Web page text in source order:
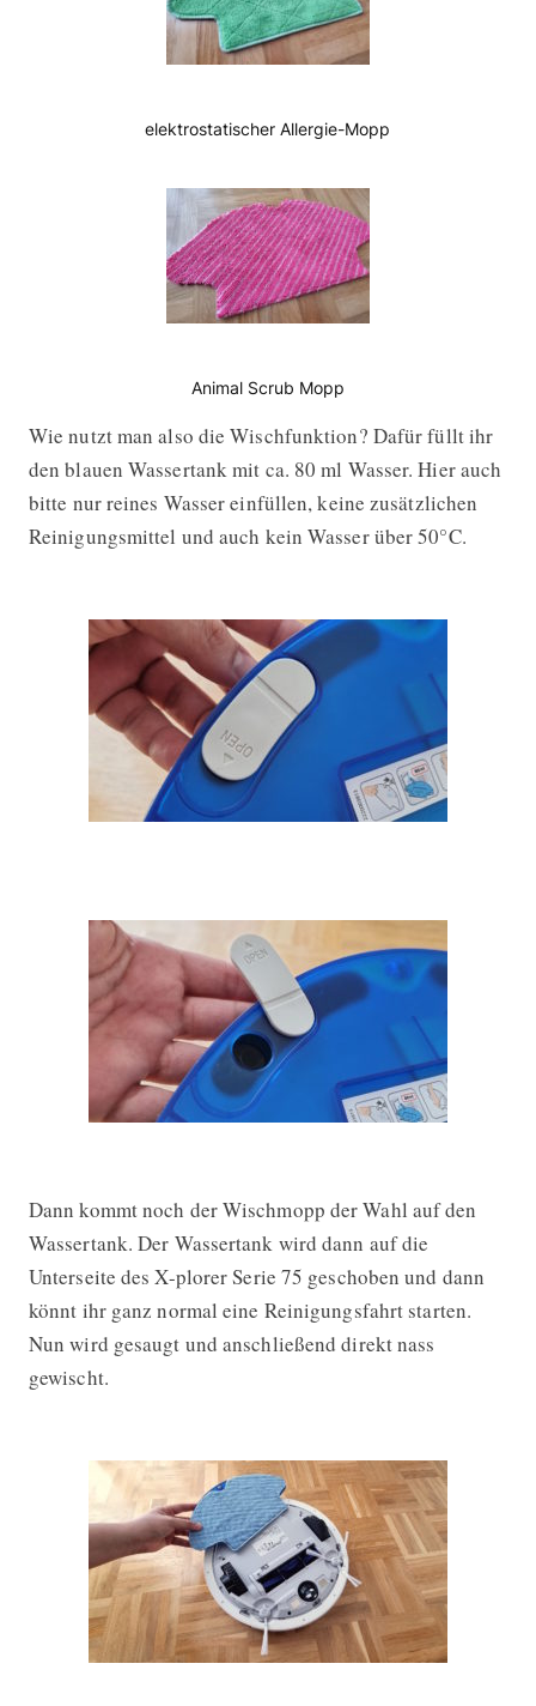
elektrostatischer Allergie-Mopp
Animal Scrub Mopp
Wie nutzt man also die Wischfunktion? Dafür füllt ihr
den blauen Wassertank mit ca. 80 ml Wasser. Hier auch
bitte nur reines Wasser einfüllen, keine zusätzlichen
Reinigungsmittel und auch kein Wasser über 50°C.
Dann kommt noch der Wischmopp der Wahl auf den
Wassertank. Der Wassertank wird dann auf die
Unterseite des X-plorer Serie 75 geschoben und dann
könnt ihr ganz normal eine Reinigungsfahrt starten.
Nun wird gesaugt und anschließend direkt nass
gewischt.